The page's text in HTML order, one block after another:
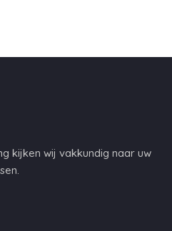
kijken wij vakkundig naar uw